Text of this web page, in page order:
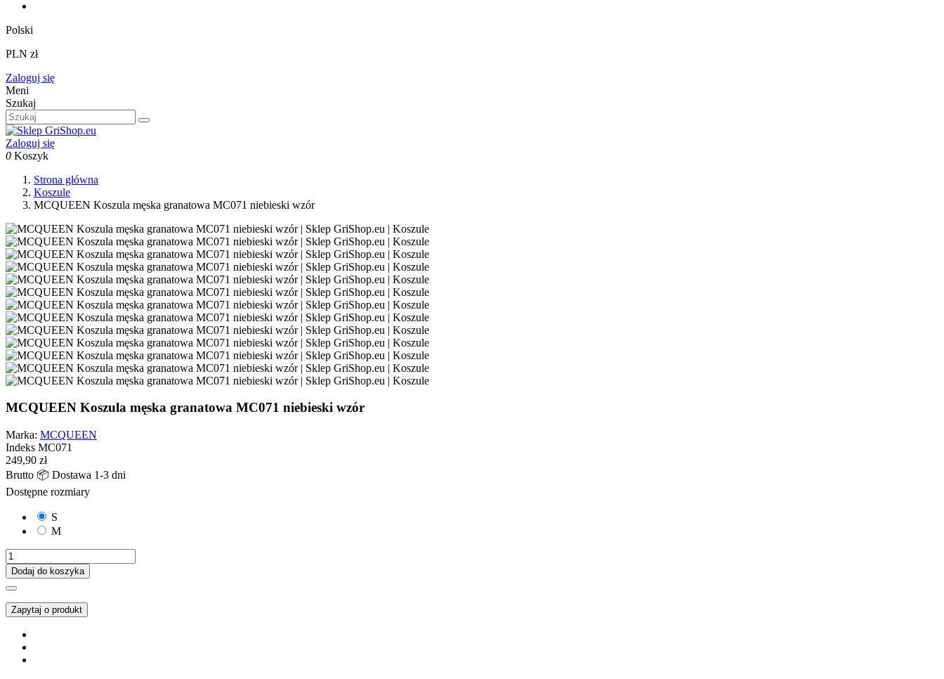
Polski
PLN zł
Zaloguj się
Meni
Szukaj
Zaloguj się
0 Koszyk
Strona główna
Koszule
MCQUEEN Koszula męska granatowa MC071 niebieski wzór
MCQUEEN Koszula męska granatowa MC071 niebieski wzór
Marka: MCQUEEN
Indeks MC071
249,90 zł
Brutto 📦 Dostawa 1-3 dni
Dostępne rozmiary
S
M
Dodaj do koszyka
Zapytaj o produkt